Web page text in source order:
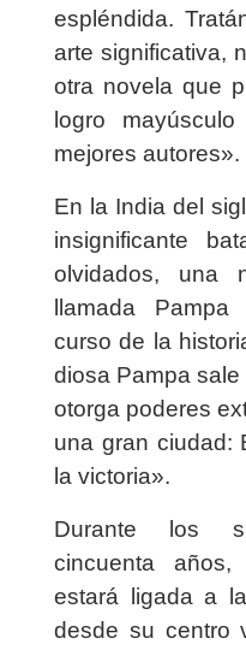
espléndida.
arte significativa,
otra novela que
logro
mejores autores».
En la India del
insignificante
olvidados, una
llamada
curso de la
diosa Pampa
otorga poderes
una gran ciudad:
la victoria».
Durante los
cincuenta
estará ligada a
desde su centro